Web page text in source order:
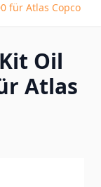
für Atlas Copco
Oil
Atlas